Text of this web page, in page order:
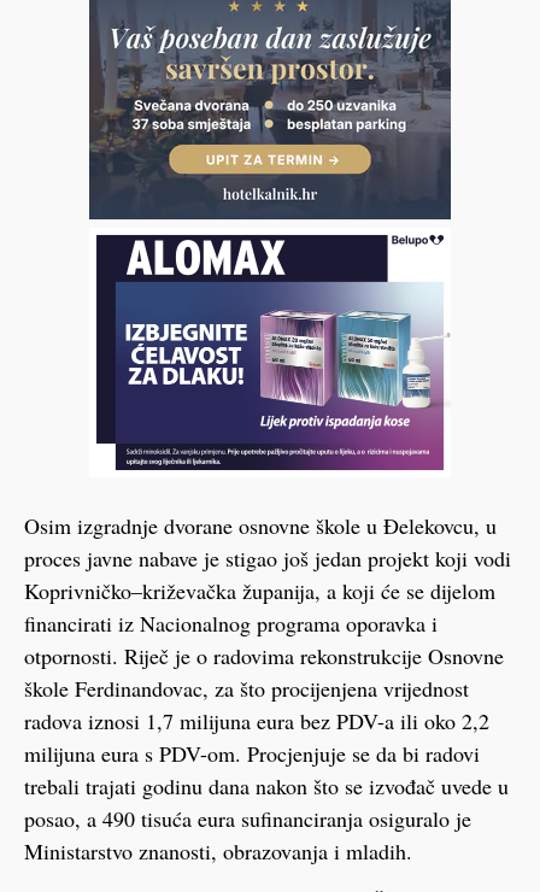
Osim izgradnje dvorane osnovne škole u Đelekovcu, u
proces javne nabave je stigao još jedan projekt koji vodi
Koprivničko–križevačka županija, a koji će se dijelom
financirati iz Nacionalnog programa oporavka i
otpornosti. Riječ je o radovima rekonstrukcije Osnovne
škole Ferdinandovac, za što procijenjena vrijednost
radova iznosi 1,7 milijuna eura bez PDV-a ili oko 2,2
milijuna eura s PDV-om. Procjenjuje se da bi radovi
trebali trajati godinu dana nakon što se izvođač uvede u
posao, a 490 tisuća eura sufinanciranja osiguralo je
Ministarstvo znanosti, obrazovanja i mladih.